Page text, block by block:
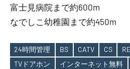
富士見病院まで約600m
なでしこ幼稚園まで約450m
24時間管理 BS CATV CS
TVドアホン
インターネット無料